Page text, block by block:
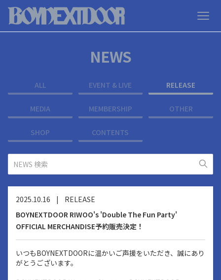
NEWS
ALL EVENT & LIVE RELEASE
MEDIA MEMBERSHIP OTHER
SHOP CONTENTS
2025.10.16 |
RELEASE
BOYNEXTDOOR RIWOO's 'Double The Fun Party'
OFFICIAL MERCHANDISE予約販売決定！
いつもBOYNEXTDOORに温かいご声援をいただき、誠にあり
がとうございます。